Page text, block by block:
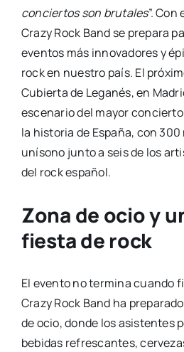
conciertos son brutales”.
Crazy Rock Band se prepara
eventos más innovadores y
rock en nuestro país. El
Cubierta de Leganés, en
escenario del mayor
la historia de España, con
unísono junto a seis de los
del rock español.
Zona de ocio y
fiesta de rock
El evento no termina cuando
Crazy Rock Band ha
de ocio, donde los asistentes
bebidas refrescantes,